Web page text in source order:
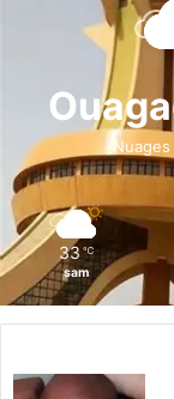
b
o
k
33 ℃
sam